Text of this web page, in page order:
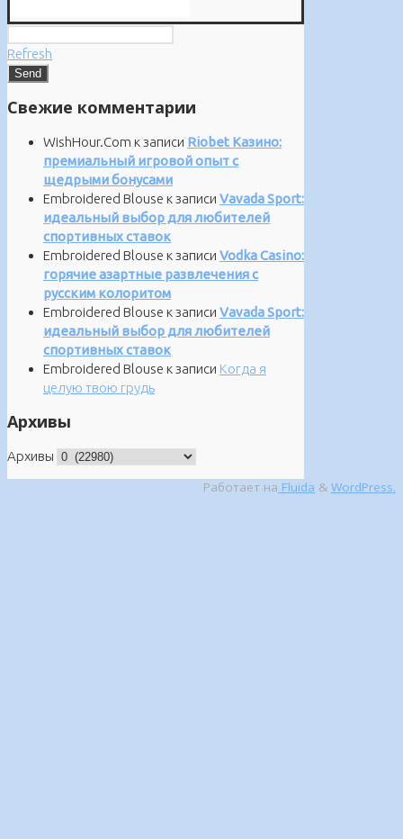
Refresh
Свежие комментарии
WishHour.Com к записи Riobet Казино:
премиальный игровой опыт с
щедрыми бонусами
Embroidered Blouse к записи Vavada Sport:
идеальный выбор для любителей
спортивных ставок
Embroidered Blouse к записи Vodka Casino:
горячие азартные развлечения с
русским колоритом
Embroidered Blouse к записи Vavada Sport:
идеальный выбор для любителей
спортивных ставок
Embroidered Blouse к записи Когда я
целую твою грудь
Архивы
Архивы
Работает на Fluida & WordPress.